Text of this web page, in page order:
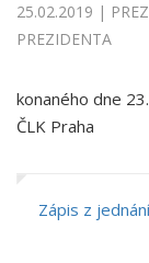
25.02.2019 |
PREZIDENTA
konaného dne
ČLK Praha
Zápis z